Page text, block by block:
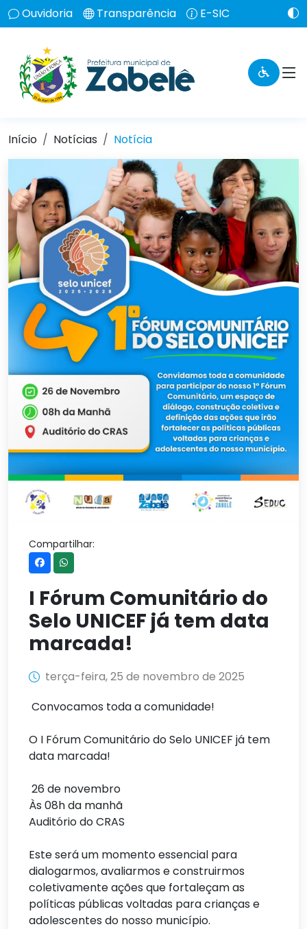
Ouvidoria Transparência E-SIC
Início Notícias Notícia
Compartilhar:
I Fórum Comunitário do
Selo UNICEF já tem data
marcada!
terça-feira, 25 de novembro de 2025
Convocamos toda a comunidade!
O I Fórum Comunitário do Selo UNICEF já tem
data marcada!
26 de novembro
Às 08h da manhã
Auditório do CRAS
Este será um momento essencial para
dialogarmos, avaliarmos e construirmos
coletivamente ações que fortaleçam as
políticas públicas voltadas para crianças e
adolescentes do nosso município.